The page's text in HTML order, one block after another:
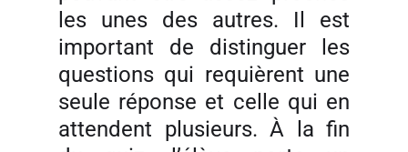
les unes des autres. Il est
important de distinguer les
questions qui requièrent une
seule réponse et celle qui en
attendent plusieurs. À la fin